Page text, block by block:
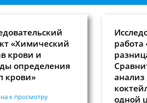
«Химический
крови и
определения
крови»
к просмотру
работа
одной